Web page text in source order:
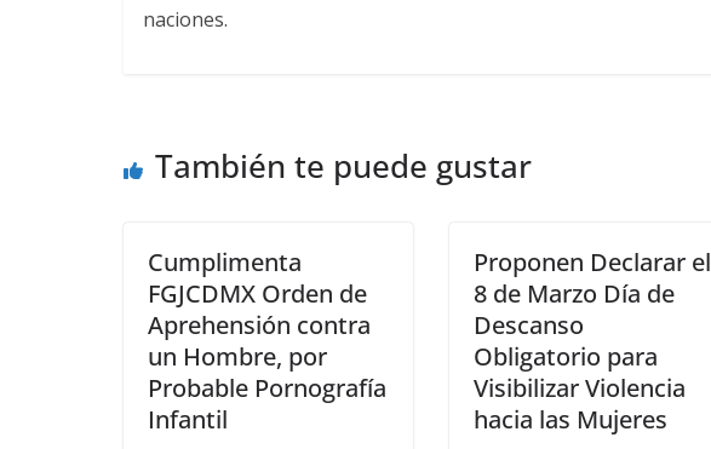
naciones.
También te puede gustar
Cumplimenta
FGJCDMX Orden de
Aprehensión contra
un Hombre, por
Probable Pornografía
Infantil
Proponen Declarar el
8 de Marzo Día de
Descanso
Obligatorio para
Visibilizar Violencia
hacia las Mujeres